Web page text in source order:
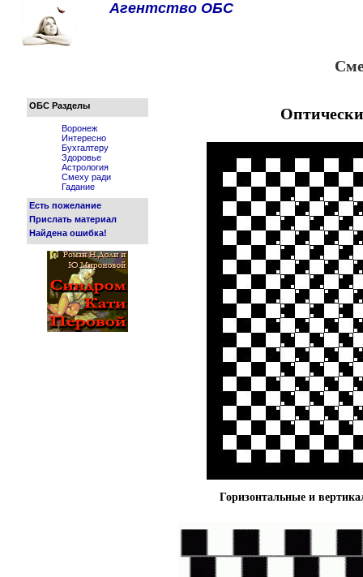
Агентство ОБС
ОБС Разделы
Воронеж
Интересно
Бухгалтеру
Здоровье
Астрология
Смеху ради
Гадание
Есть пожелание
Прислать материал
Найдена ошибка!
Горизонтальные и